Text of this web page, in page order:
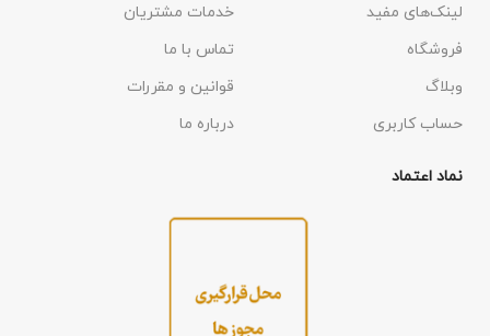
لینک‌های مفید
فروشگاه
وبلاگ
حساب کاربری
خدمات مشتریان
تماس با ما
قوانین و مقررات
درباره ما
نماد اعتماد